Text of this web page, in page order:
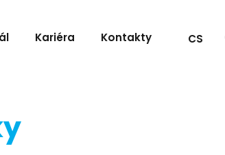
Kariéra Kontakty CS